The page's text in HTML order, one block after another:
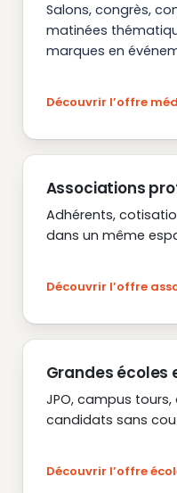
Salons, congrès,
matinées
marques en
Découvrir l’offre
Associations
Adhérents,
dans un même
Découvrir l’offre
Grandes écoles
JPO, campus
candidats sans
Découvrir l’offre